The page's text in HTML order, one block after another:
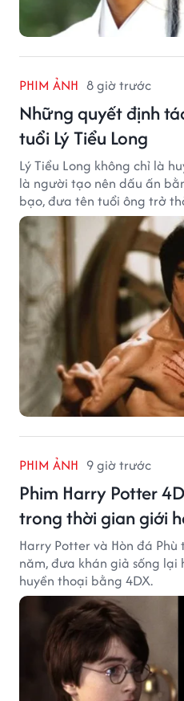
PHIM ẢNH 8 giờ trước
Những quyết định
tuổi Lý Tiểu Long
Lý Tiểu Long không chỉ là
là người tạo nên dấu ấn
bạo, đưa tên tuổi ông trở
PHIM ẢNH 9 giờ trước
Phim Harry Potter
trong thời gian giới
Harry Potter và Hòn đá
năm, đưa khán giả sống
huyền thoại bằng 4DX.